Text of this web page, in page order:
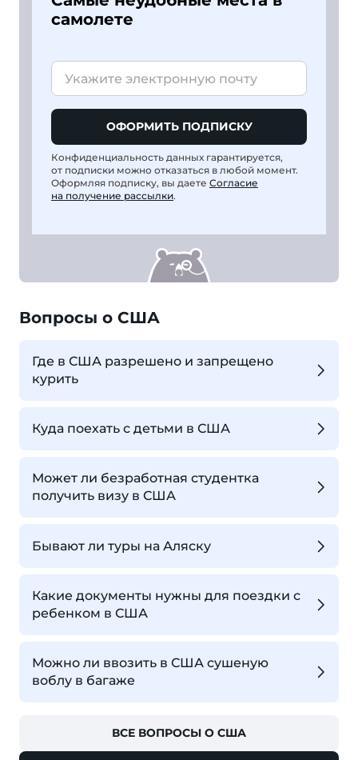
самолете
ОФОРМИТЬ ПОДПИСКУ
Конфиденциальность данных гарантируется,
от подписки можно отказаться в любой момент.
Оформляя подписку, вы даете Согласие
на получение рассылки.
Вопросы о США
Где в США разрешено и запрещено
курить
Куда поехать с детьми в США
Может ли безработная студентка
получить визу в США
Бывают ли туры на Аляску
Какие документы нужны для поездки с
ребенком в США
Можно ли ввозить в США сушеную
воблу в багаже
ВСЕ ВОПРОСЫ О США